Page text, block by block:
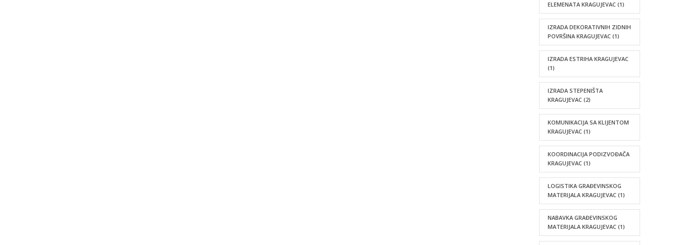
ELEMENATA KRAGUJEVAC (1)
IZRADA DEKORATIVNIH ZIDNIH
POVRŠINA KRAGUJEVAC (1)
IZRADA ESTRIHA KRAGUJEVAC
(1)
IZRADA STEPENIŠTA
KRAGUJEVAC (2)
KOMUNIKACIJA SA KLIJENTOM
KRAGUJEVAC (1)
KOORDINACIJA PODIZVOĐAČA
KRAGUJEVAC (1)
LOGISTIKA GRAĐEVINSKOG
MATERIJALA KRAGUJEVAC (1)
NABAVKA GRAĐEVINSKOG
MATERIJALA KRAGUJEVAC (1)